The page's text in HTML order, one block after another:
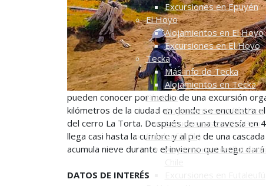
Excursiones en Epuyén
El Hoyo
Alojamientos en El Hoyo
Excursiones en El Hoyo
Tecka
Más info de Tecka
Alojamientos en Tecka
Río Pico
Alojamientos en Río Pico
Excursiones en Río Pico
Futaleufú (Ch)
Alojamientos en
pueden conocer por medio de una excursión
kilómetros de la ciudad en donde se encuentra
del cerro La Torta. Después de una travesía en
llega casi hasta la cumbre y al pie de una
acumula nieve durante el invierno que luego
DATOS DE INTERÉS